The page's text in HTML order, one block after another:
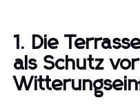
1. Die
als Schutz vor